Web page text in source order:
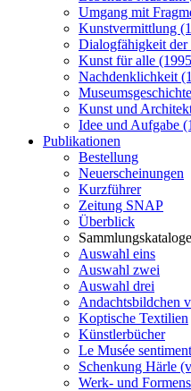
Umgang mit
Kunstvermittlung
Dialogfähigkeit
Kunst für alle
Nachdenklichkeit
Kunst und
Idee und Aufgabe
Publikationen
Bestellung
Neuerscheinungen
Kurzführer
Zeitung SNAP
Überblick
Auswahl eins
Auswahl zwei
Auswahl drei
Andachtsbildchen
Koptische Textilien
Künstlerbücher
Le Musée
Schenkung Härle
Werk- und